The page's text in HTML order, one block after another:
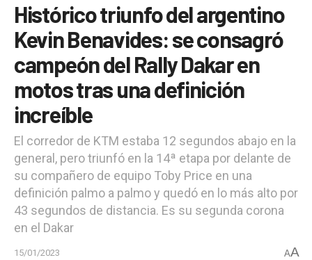
Histórico triunfo del argentino
Kevin Benavides: se consagró
campeón del Rally Dakar en
motos tras una definición
increíble
El corredor de KTM estaba 12 segundos abajo en la
general, pero triunfó en la 14ª etapa por delante de
su compañero de equipo Toby Price en una
definición palmo a palmo y quedó en lo más alto por
43 segundos de distancia. Es su segunda corona
en el Dakar
15/01/2023 AA